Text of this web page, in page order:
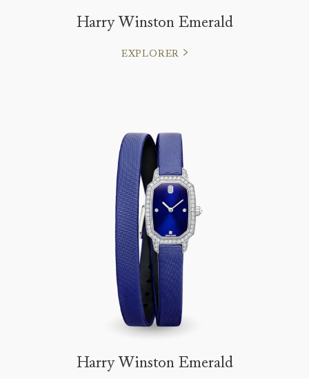
Harry Winston Emerald
EXPLORER
Harry Winston Emerald